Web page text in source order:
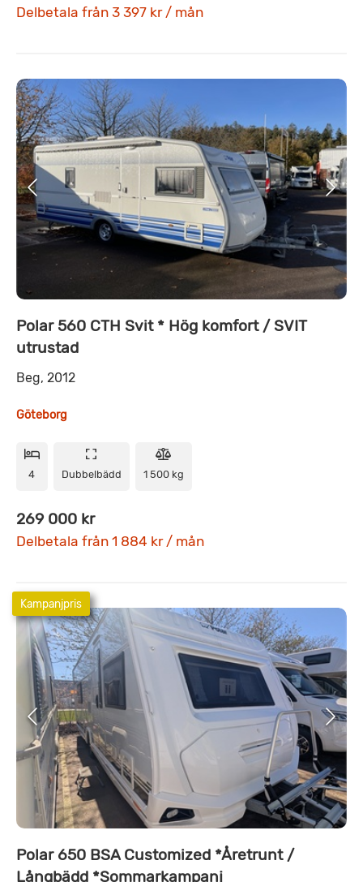
Delbetala från 3 397 kr / mån
Polar 560 CTH Svit * Hög komfort / SVIT
utrustad
Beg, 2012
Göteborg
4 Dubbelbädd 1 500 kg
269 000 kr
Delbetala från 1 884 kr / mån
Kampanjpris
Polar 650 BSA Customized *Åretrunt /
Långbädd *Sommarkampanj